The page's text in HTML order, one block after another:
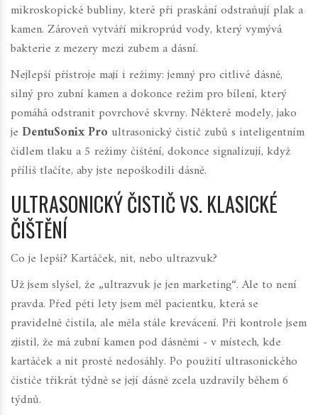
mikroskopické bubliny, které při praskání odstraňují plak a
kamen. Zároveň vytváří mikroprúd vody, který vymývá
bakterie z mezery mezi zubem a dásní.
Nejlepší přístroje mají i režimy: jemný pro citlivé dásně,
silný pro zubní kamen a dokonce režim pro bílení, který
pomáhá odstranit povrchové skvrny. Některé modely, jako
je DentuSonix Pro ultrasonický čistič zubů s inteligentním
čidlem tlaku a 5 režimy čištění, dokonce signalizují, když
příliš tlačíte, aby jste nepoškodili dásně.
ULTRASONICKÝ ČISTIČ VS. KLASICKÉ
ČIŠTĚNÍ
Co je lepší? Kartáček, nit, nebo ultrazvuk?
Už jsem slyšel, že „ultrazvuk je jen marketing“. Ale to není
pravda. Před pěti lety jsem měl pacientku, která se
pravidelně čistila, ale měla stále krevácení. Při kontrole jsem
zjistil, že má zubní kamen pod dásněmi - v místech, kde
kartáček a nit prostě nedosáhly. Po použití ultrasonického
čističe třikrát týdně se její dásně zcela uzdravily během 6
týdnů.